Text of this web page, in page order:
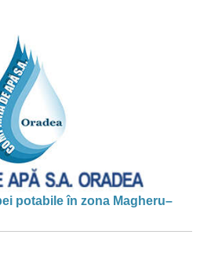
potabile în zona Magheru–